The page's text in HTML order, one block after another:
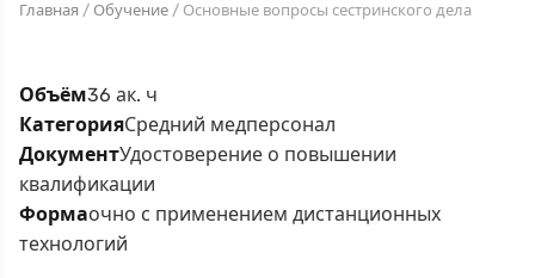
Главная / Обучение / Основные вопросы сестринского дела
Объём36 ак. ч
КатегорияСредний медперсонал
ДокументУдостоверение о повышении
квалификации
Формаочно с применением дистанционных
технологий